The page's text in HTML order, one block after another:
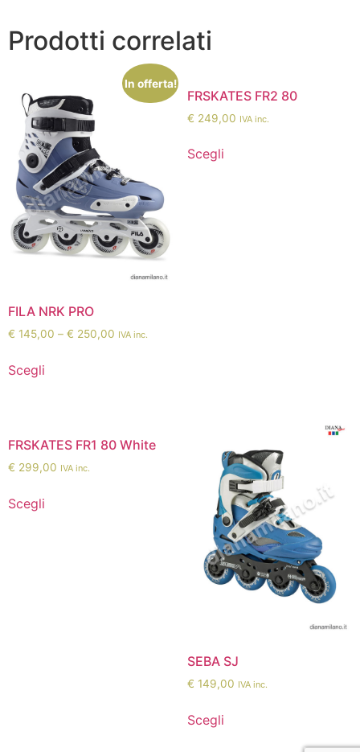
Prodotti correlati
In offerta!
FILA NRK PRO
€ 145,00 – € 250,00 IVA inc.
Scegli
FRSKATES FR2 80
€ 249,00 IVA inc.
Scegli
FRSKATES FR1 80 White
€ 299,00 IVA inc.
Scegli
SEBA SJ
€ 149,00 IVA inc.
Scegli